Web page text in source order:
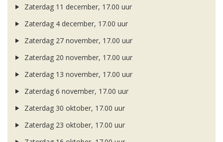
Zaterdag 11 december, 17.00 uur
Zaterdag 4 december, 17.00 uur
Zaterdag 27 november, 17.00 uur
Zaterdag 20 november, 17.00 uur
Zaterdag 13 november, 17.00 uur
Zaterdag 6 november, 17.00 uur
Zaterdag 30 oktober, 17.00 uur
Zaterdag 23 oktober, 17.00 uur